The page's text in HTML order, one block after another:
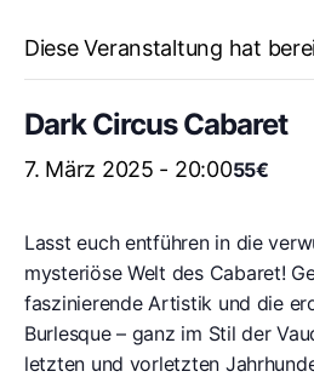
Diese Veranstaltung hat
Dark Circus Cabaret
7. März 2025 - 20:0055€
Lasst euch entführen in die
mysteriöse Welt des Cabaret!
faszinierende Artistik und die
Burlesque – ganz im Stil der
letzten und vorletzten